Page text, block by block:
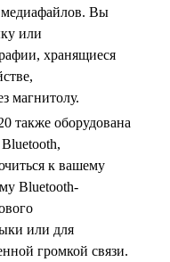
медиафайлов. Вы
или
хранящиеся
магнитолу.
также оборудована
к вашему
Bluetooth-
или для
громкой связи.